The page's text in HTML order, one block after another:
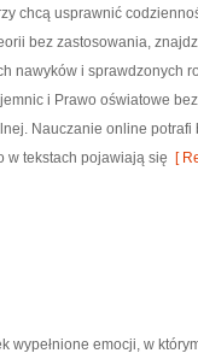
chcą usprawnić
bez zastosowania,
nawyków i sprawdzonych
i Prawo oświatowe
Nauczanie online
w tekstach pojawiają się [
wypełnione emocji, w